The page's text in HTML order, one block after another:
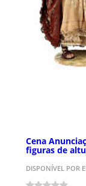
Cena
figuras de
DISPONÍVEL POR